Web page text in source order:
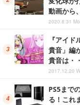
動画から
2020.8.31
『アイ
貴音」編
貴音は・
2017.12.20
PS5まで
る！これ